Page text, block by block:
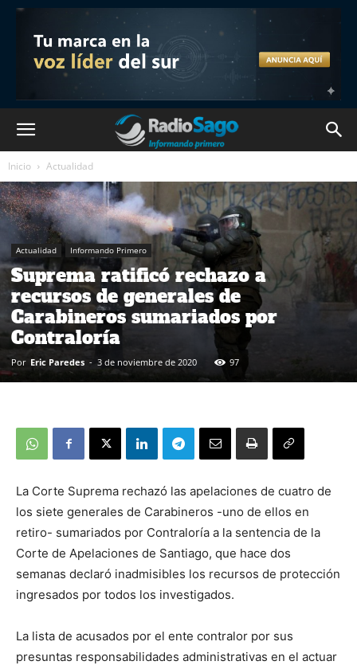
Inicio Actualidad
Actualidad Informando Primero
Suprema ratificó rechazo a
recursos de generales de
Carabineros sumariados por
Contraloría
Por Eric Paredes - 3 de noviembre de 2020 97
La Corte Suprema rechazó las apelaciones de cuatro de
los siete generales de Carabineros -uno de ellos en
retiro- sumariados por Contraloría a la sentencia de la
Corte de Apelaciones de Santiago, que hace dos
semanas declaró inadmisibles los recursos de protección
ingresados por todos los investigados.
La lista de acusados por el ente contralor por sus
presuntas responsabilidades administrativas en el actuar